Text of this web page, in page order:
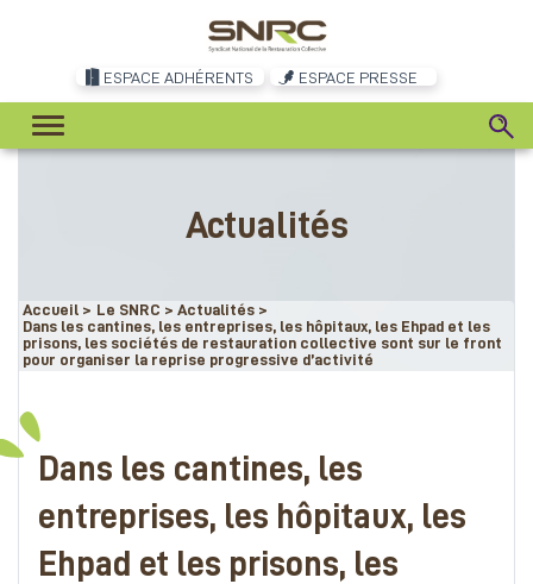
ESPACE ADHÉRENTS ESPACE PRESSE
Actualités
Accueil > Le SNRC > Actualités >
Dans les cantines, les entreprises, les hôpitaux, les Ehpad et les
prisons, les sociétés de restauration collective sont sur le front
pour organiser la reprise progressive d’activité
Dans les cantines, les
entreprises, les hôpitaux, les
Ehpad et les prisons, les